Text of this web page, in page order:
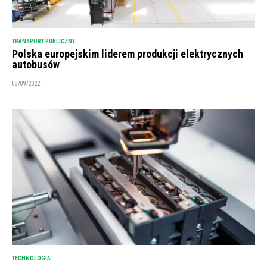
TRANSPORT PUBLICZNY
Polska europejskim liderem produkcji elektrycznych
autobusów
08/09/2022
TECHNOLOGIA